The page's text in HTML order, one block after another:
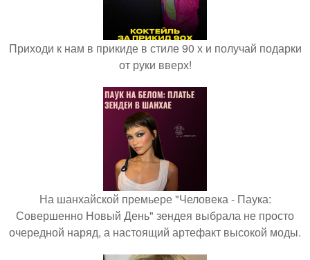
Приходи к нам в прикиде в стиле 90 х и получай подарки
от руки вверх!
На шанхайской премьере "Человека - Паука:
Совершенно Новый День" зендея выбрала не просто
очередной наряд, а настоящий артефакт высокой моды.